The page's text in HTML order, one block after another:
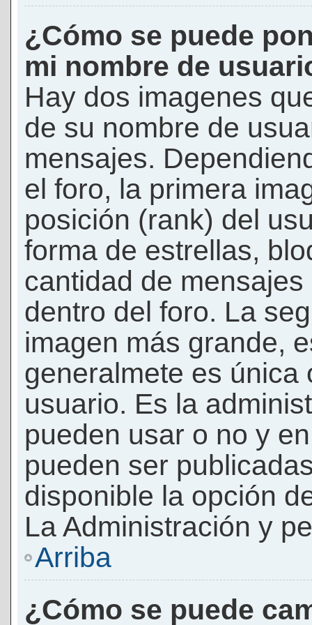
¿Cómo se puede
mi nombre de
Hay dos imagenes
de su nombre de
mensajes.
el foro, la primera
posición (rank) del
forma de estrellas,
cantidad de
dentro del foro. La
imagen más grande,
generalmete es única
usuario. Es la
pueden usar o no y
pueden ser
disponible la opción
La Administración y
Arriba
¿Cómo se puede